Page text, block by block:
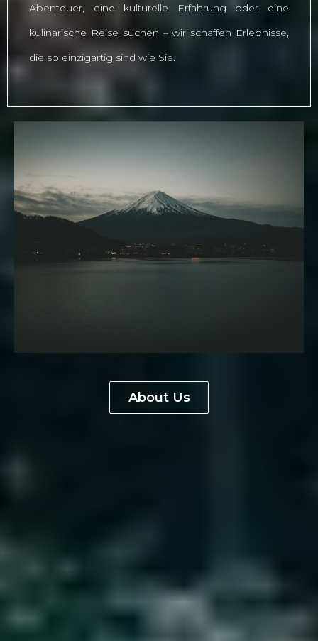
Abenteuer, eine kulturelle Erfahrung oder eine
kulinarische Reise suchen – wir schaffen Erlebnisse,
die so einzigartig sind wie Sie.
About Us